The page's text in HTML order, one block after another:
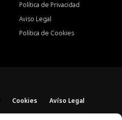
Política de Privacidad
Aviso Legal
Política de Cookies
Cookies Avíso Legal